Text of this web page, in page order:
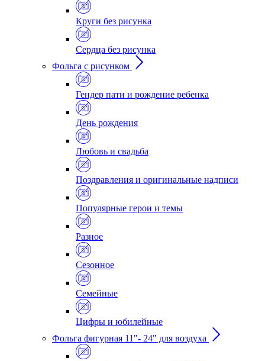
Круги без рисунка
Сердца без рисунка
Фольга с рисунком
Гендер пати и рождение ребенка
День рождения
Любовь и свадьба
Поздравления и оригинальные надписи
Популярные герои и темы
Разное
Сезонное
Семейные
Цифры и юбилейные
Фольга фигурная 11"- 24" для воздуха